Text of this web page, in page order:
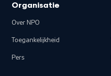
Organisatie
Over NPO
Toegankelijkheid
Pers